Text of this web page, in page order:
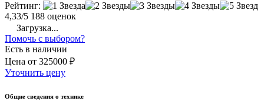
Рейтинг:
4,33/5 188 оценок
Загрузка...
Помочь с выбором?
Есть в наличии
Цена от 325000 ₽
Уточнить цену
Общие сведения о технике